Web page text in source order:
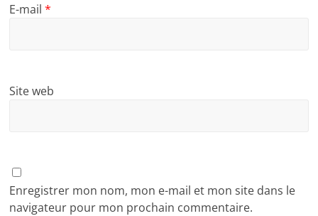
E-mail*
Site web
Enregistrer mon nom, mon e-mail et mon site dans le
navigateur pour mon prochain commentaire.